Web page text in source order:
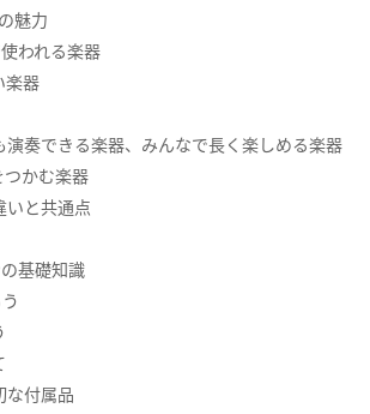
魅力
われる楽器
楽器
奏できる楽器、みんなで長く楽しめる楽器
かむ楽器
いと共通点
基礎知識
な付属品